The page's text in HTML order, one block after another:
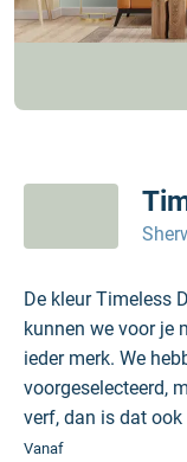
De kleur Timeless
kunnen we voor je
ieder merk. We
voorgeselecteerd,
verf, dan is dat
Vanaf